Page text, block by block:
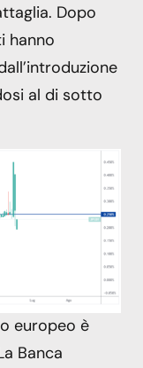
Dopo
hanno
al di sotto
europeo è
Banca